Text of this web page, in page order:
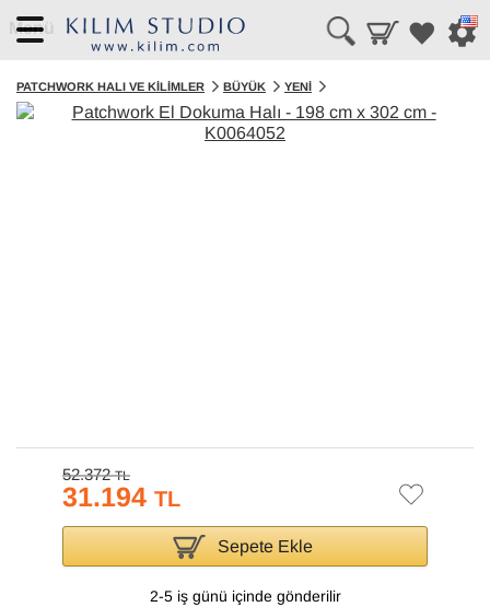
Menü
PATCHWORK HALI VE KILIMLER BÜYÜK YENI
52.372TL
31.194 TL
Sepete Ekle
2-5 iş günü içinde gönderilir